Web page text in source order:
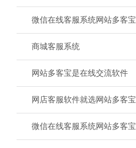
微信在线客服系统网站多客宝
商城客服系统
网站多客宝是在线交流软件
网店客服软件就选网站多客宝
微信在线客服系统网站多客宝